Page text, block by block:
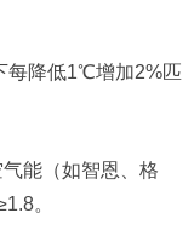
每降低1℃增加2%匹
能（如智恩、格
。